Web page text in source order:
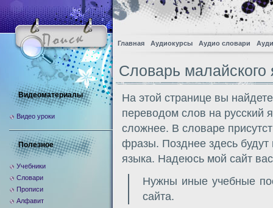
Главная Аудиокурсы Аудио словари
Словарь малайского
На этой странице вы
переводом слов на русский
сложнее. В словаре
фразы. Позднее здесь
языка. Надеюсь мой сайт вас
Нужны иные учебные
сайта.
Видеоматериалы
Видео уроки
Полезное
Учебники
Словари
Прописи
Алфавит